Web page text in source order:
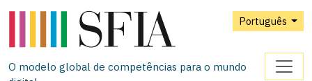
Português
O modelo global de competências para o mundo